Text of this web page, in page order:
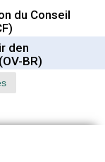
du Conseil
den
BR)